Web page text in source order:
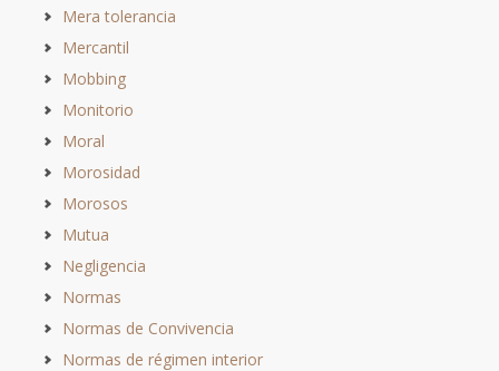
Mera tolerancia
Mercantil
Mobbing
Monitorio
Moral
Morosidad
Morosos
Mutua
Negligencia
Normas
Normas de Convivencia
Normas de régimen interior